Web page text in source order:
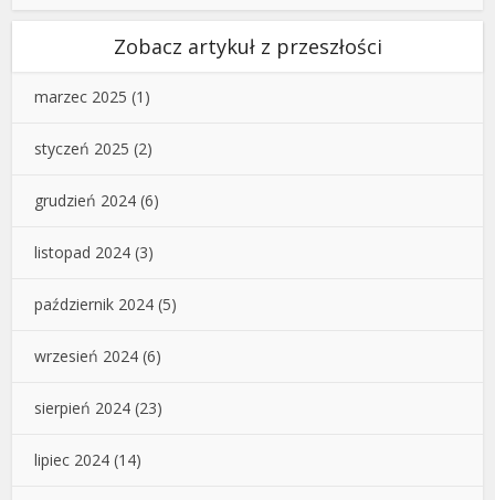
Zobacz artykuł z przeszłości
marzec 2025 (1)
styczeń 2025 (2)
grudzień 2024 (6)
listopad 2024 (3)
październik 2024 (5)
wrzesień 2024 (6)
sierpień 2024 (23)
lipiec 2024 (14)